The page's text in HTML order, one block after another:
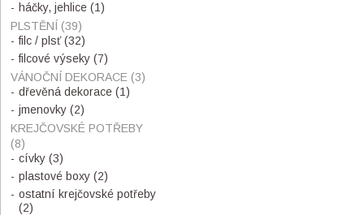
háčky, jehlice (1)
PLSTĚNÍ (39)
filc / plsť(32)
filcové výseky (7)
VÁNOČNÍ DEKORACE (3)
dřevěná dekorace (1)
jmenovky (2)
KREJČOVSKÉ POTŘEBY
(8)
cívky (3)
plastové boxy (2)
ostatní krejčovské potřeby
(2)